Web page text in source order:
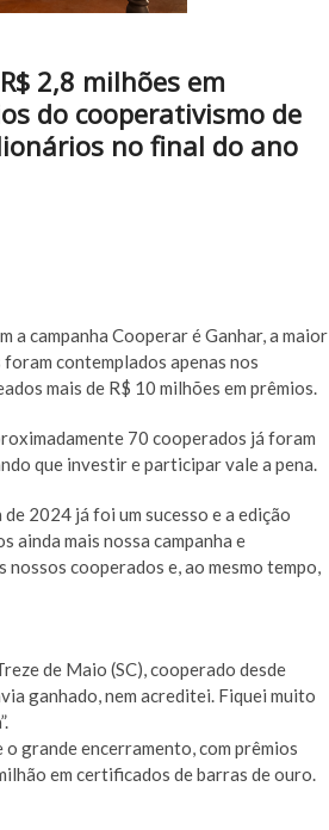
2,8 milhões em
do cooperativismo de
no final do ano
a campanha Cooperar é Ganhar, a maior
contemplados apenas nos
mais de R$ 10 milhões em prêmios.
70 cooperados já foram
que investir e participar vale a pena.
2024 já foi um sucesso e a edição
ainda mais nossa campanha e
cooperados e, ao mesmo tempo,
de Maio (SC), cooperado desde
ganhado, nem acreditei. Fiquei muito
grande encerramento, com prêmios
em certificados de barras de ouro.